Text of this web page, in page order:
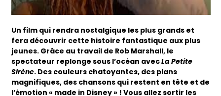
Un film qui rendra nostalgique les plus grands et
fera découvrir cette histoire fantastique aux plus
jeunes. Grâce au travail de Rob Marshall, le
spectateur replonge sous l’océan avecLa Petite
Sirène. Des couleurs chatoyantes, des plans
magnifiques, des chansons qui restent en tête et de
l’émotion « made in Disney » ! Vous allez sortir les